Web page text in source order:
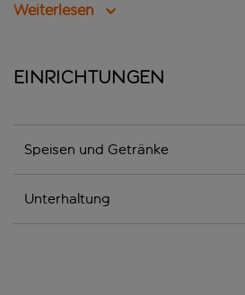
Weiterlesen
Einrichtungen
Speisen und Getränke
Unterhaltung